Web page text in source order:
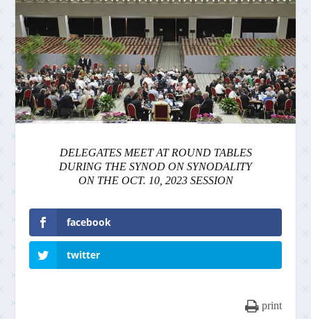
DELEGATES MEET AT ROUND TABLES
DURING THE SYNOD ON SYNODALITY
ON THE OCT. 10, 2023 SESSION
facebook
twitter
print